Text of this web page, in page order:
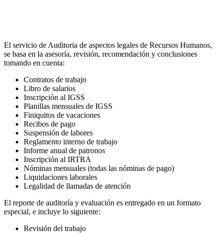
El servicio de Auditoria de aspectos legales de Recursos Humanos,
se basa en la asesoría, revisión, recomendación y conclusiones
tomando en cuenta:
Contratos de trabajo
Libro de salarios
Inscripción al IGSS
Planillas mensuales de IGSS
Finiquitos de vacaciones
Recibos de pago
Suspensión de labores
Reglamento interno de trabajo
Informe anual de patronos
Inscripción al IRTRA
Nóminas mensuales (todas las nóminas de pago)
Liquidaciones laborales
Legalidad de llamadas de atención
El reporte de auditoría y evaluación es entregado en un formato
especial, e incluye lo siguiente:
Revisión del trabajo